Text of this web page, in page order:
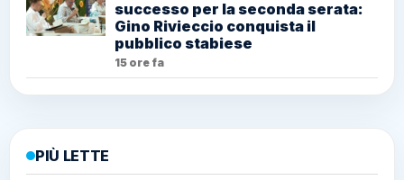
successo per la seconda serata:
Gino Rivieccio conquista il
pubblico stabiese
15 ore fa
PIÙ LETTE